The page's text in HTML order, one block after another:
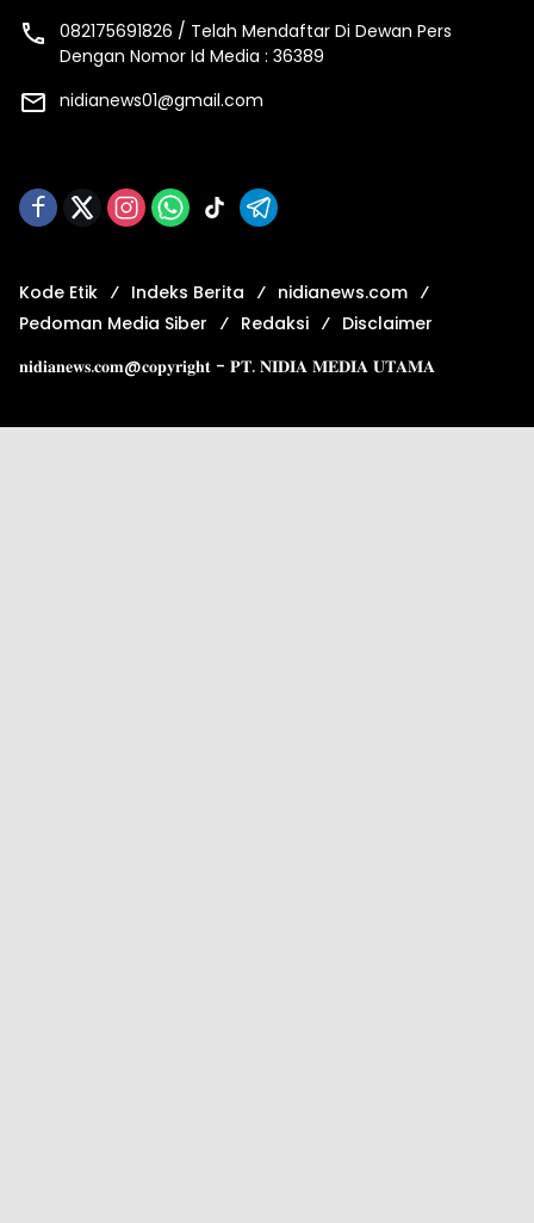
082175691826 / Telah Mendaftar Di Dewan Pers
Dengan Nomor Id Media : 36389
nidianews01@gmail.com
Kode Etik Indeks Berita
nidianews.com
Pedoman Media Siber
Redaksi
Disclaimer
𝐧𝐢𝐝𝐢𝐚𝐧𝐞𝐰𝐬.𝐜𝐨𝐦@𝐜𝐨𝐩𝐲𝐫𝐢𝐠𝐡𝐭 - 𝐏𝐓. 𝐍𝐈𝐃𝐈𝐀 𝐌𝐄𝐃𝐈𝐀 𝐔𝐓𝐀𝐌𝐀